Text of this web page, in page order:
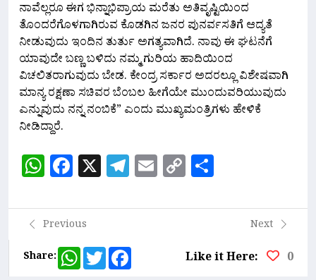
ನಾವೆಲ್ಲರೂ ಈಗ ಭಿನ್ನಾಭಿಪ್ರಾಯ ಮರೆತು ಅತಿವೃಷ್ಟಿಯಿಂದ
ತೊಂದರೆಗೊಳಗಾಗಿರುವ ಕೊಡಗಿನ ಜನರ ಪುನರ್ವಸತಿಗೆ ಆದ್ಯತೆ
ನೀಡುವುದು ಇಂದಿನ ತುರ್ತು ಅಗತ್ಯವಾಗಿದೆ. ನಾವು ಈ ಘಟನೆಗೆ
ಯಾವುದೇ ಬಣ್ಣ ಬಳಿದು ನಮ್ಮ ಗುರಿಯ ಹಾದಿಯಿಂದ
ವಿಚಲಿತರಾಗುವುದು ಬೇಡ. ಕೇಂದ್ರ ಸರ್ಕಾರ ಅದರಲ್ಲೂ ವಿಶೇಷವಾಗಿ
ಮಾನ್ಯ ರಕ್ಷಣಾ ಸಚಿವರ ಬೆಂಬಲ ಹೀಗೆಯೇ ಮುಂದುವರಿಯುವುದು
ಎನ್ನುವುದು ನನ್ನ ನಂಬಿಕೆ” ಎಂದು ಮುಖ್ಯಮಂತ್ರಿಗಳು ಹೇಳಿಕೆ
ನೀಡಿದ್ದಾರೆ.
WhatsApp
Facebook
X Telegram
Email
Copy
Link
Previous
Next
Share:
WhatsApp
Twitter Like it Here: 0